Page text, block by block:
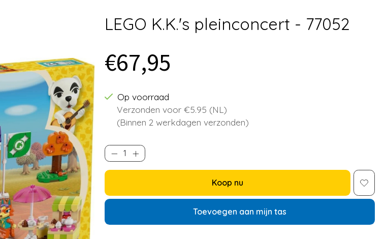
LEGO K.K.'s pleinconcert - 77052
€67,95
Op voorraad
Verzonden voor €5.95 (NL)
(Binnen 2 werkdagen verzonden)
Koop nu
Toevoegen aan mijn tas